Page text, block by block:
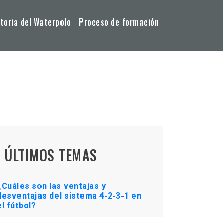
del Waterpolo Proceso de formación
ÚLTIMOS TEMAS
son las ventajas y
del sistema 4-2-3-1 en
fútbol?